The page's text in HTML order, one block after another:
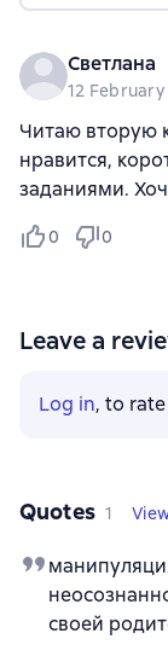
Светлана
12 February
Читаю вторую
нравится,
заданиями.
0 0
Leave a
Log in, to
Quotes 1
своей